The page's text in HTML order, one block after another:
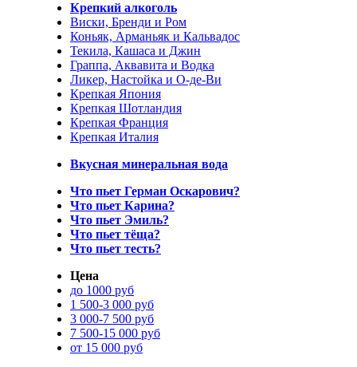
Крепкий алкоголь
Виски, Бренди и Ром
Коньяк, Арманьяк и Кальвадос
Текила, Кашаса и Джин
Граппа, Аквавита и Водка
Ликер, Настойка и О-де-Ви
Крепкая Япония
Крепкая Шотландия
Крепкая Франция
Крепкая Италия
Вкусная минеральная вода
Что пьет Герман Оскарович?
Что пьет Карина?
Что пьет Эмиль?
Что пьет тёща?
Что пьет тесть?
Цена
до 1000 руб
1 500-3 000 руб
3 000-7 500 руб
7 500-15 000 руб
от 15 000 руб